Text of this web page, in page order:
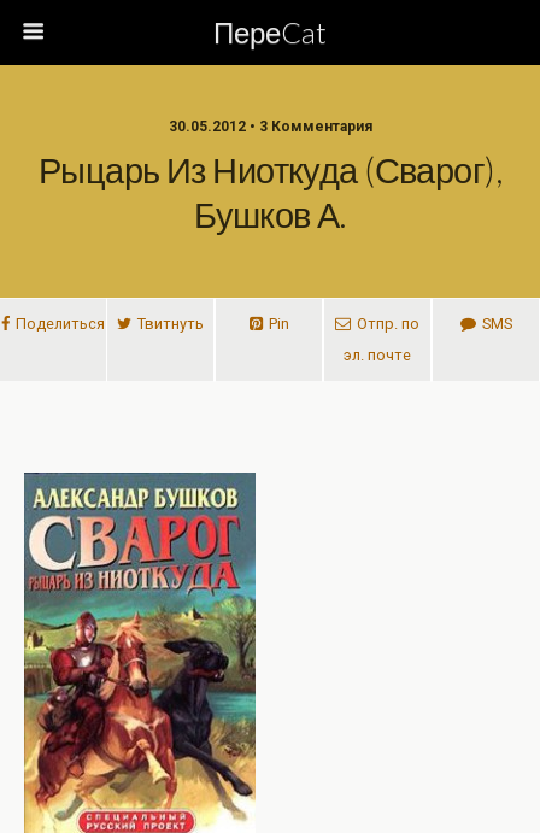
ПереCat
30.05.2012 • 3 Комментария
Рыцарь Из Ниоткуда (Сварог),
Бушков А.
Поделиться Твитнуть Pin
Отпр. по
эл. почте
SMS